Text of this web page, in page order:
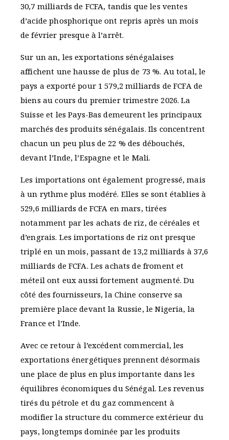
30,7 milliards de FCFA, tandis que les ventes
d’acide phosphorique ont repris après un mois
de février presque à l’arrêt.
Sur un an, les exportations sénégalaises
affichent une hausse de plus de 73 %. Au total, le
pays a exporté pour 1 579,2 milliards de FCFA de
biens au cours du premier trimestre 2026. La
Suisse et les Pays-Bas demeurent les principaux
marchés des produits sénégalais. Ils concentrent
chacun un peu plus de 22 % des débouchés,
devant l’Inde, l’Espagne et le Mali.
Les importations ont également progressé, mais
à un rythme plus modéré. Elles se sont établies à
529,6 milliards de FCFA en mars, tirées
notamment par les achats de riz, de céréales et
d’engrais. Les importations de riz ont presque
triplé en un mois, passant de 13,2 milliards à 37,6
milliards de FCFA. Les achats de froment et
méteil ont eux aussi fortement augmenté. Du
côté des fournisseurs, la Chine conserve sa
première place devant la Russie, le Nigeria, la
France et l’Inde.
Avec ce retour à l’excédent commercial, les
exportations énergétiques prennent désormais
une place de plus en plus importante dans les
équilibres économiques du Sénégal. Les revenus
tirés du pétrole et du gaz commencent à
modifier la structure du commerce extérieur du
pays, longtemps dominée par les produits